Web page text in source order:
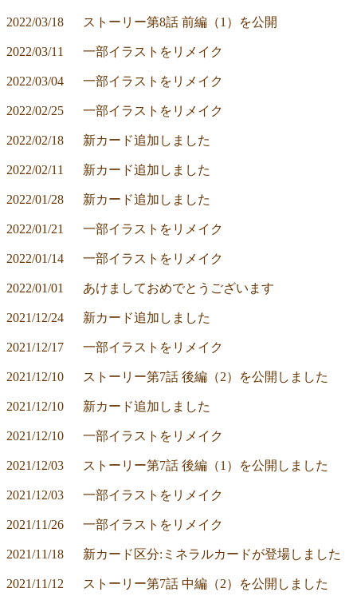
2022/03/18	ストーリー第8話 前編（1）を公開
2022/03/11	一部イラストをリメイク
2022/03/04	一部イラストをリメイク
2022/02/25	一部イラストをリメイク
2022/02/18	新カード追加しました
2022/02/11	新カード追加しました
2022/01/28	新カード追加しました
2022/01/21	一部イラストをリメイク
2022/01/14	一部イラストをリメイク
2022/01/01	あけましておめでとうございます
2021/12/24	新カード追加しました
2021/12/17	一部イラストをリメイク
2021/12/10	ストーリー第7話 後編（2）を公開しました
2021/12/10	新カード追加しました
2021/12/10	一部イラストをリメイク
2021/12/03	ストーリー第7話 後編（1）を公開しました
2021/12/03	一部イラストをリメイク
2021/11/26	一部イラストをリメイク
2021/11/18	新カード区分:ミネラルカードが登場しました
2021/11/12	ストーリー第7話 中編（2）を公開しました